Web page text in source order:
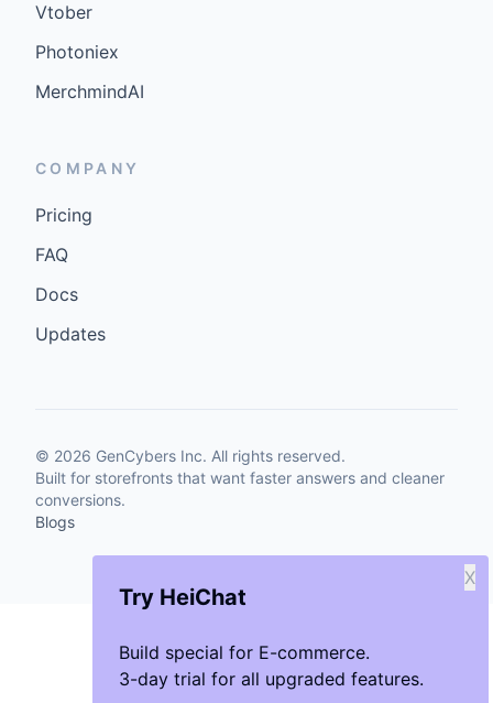
Try HeiChat
Build special for E-commerce.
3-day trial for all upgraded features.
X
Vtober
Photoniex
MerchmindAI
COMPANY
Pricing
FAQ
Docs
Updates
© 2026 GenCybers Inc. All rights reserved.
Built for storefronts that want faster answers and cleaner
conversions.
Blogs